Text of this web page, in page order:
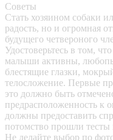
Советы
Стать хозяином собаки
радость, но и огромная
будущего четвероного
Удостоверьтесь в том,
малыши активны,
блестящие глазки,
телосложение. Первые
это должно быть
предрасположенность к
должны предоставить
потомство прошли
Не делайте выбор по